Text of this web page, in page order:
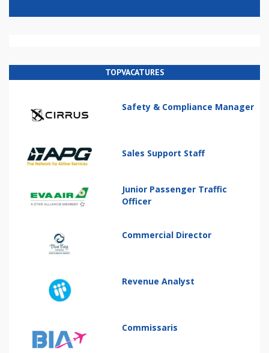
TOPVACATURES
Safety & Compliance Manager
Sales Support Staff
Junior Passenger Traffic
Officer
Commercial Director
Revenue Analyst
Commissaris